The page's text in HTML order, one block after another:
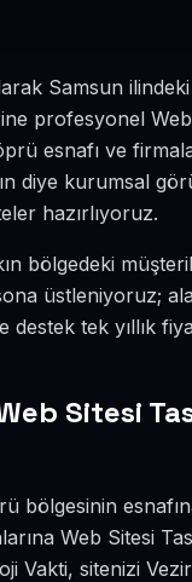
Samsun
profesyonel Web
esnafı ve
diye kurumsal
hazırlıyoruz.
bölgedeki
üstleniyoruz;
destek tek yıllık
Sitesi
bölgesinin
Web Sitesi
Vakti, sitenizi